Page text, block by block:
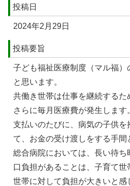
投稿日
2024年2月29日
投稿要旨
⼦ども福祉医療制度（マル福
と思います。
共働き世帯は仕事を継続するた
さらに毎⽉医療費が発⽣します
⽀払いのたびに、病気の⼦供を
て、お⾦の受け渡しをする⼿間
総合病院においては、⻑い待ち
⼝負担があることは、⼦育て
世帯に対して負担が⼤きいと